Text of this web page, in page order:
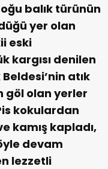
balık türünün
yer olan
eski
kargısı denilen
atık
göl olan yerler
kokulardan
kamış kapladı,
devam
lezzetli